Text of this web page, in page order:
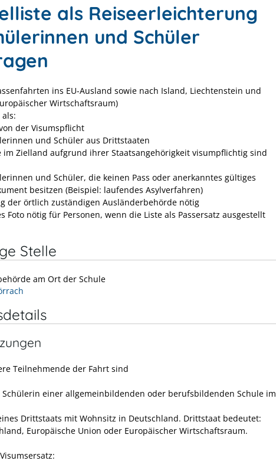
als Reiseerleichterung
und Schüler
ins EU-Ausland sowie nach Island, Liechtenstein und
Wirtschaftsraum)
der Visumspflicht
und Schüler aus Drittstaaten
im Zielland aufgrund ihrer Staatsangehörigkeit visumpflichtig sind
und Schüler, die keinen Pass oder anerkanntes gültiges
besitzen (Beispiel: laufendes Asylverfahren)
der örtlich zuständigen Ausländerbehörde nötig
Foto nötig für Personen, wenn die Liste als Passersatz ausgestellt
Stelle
am Ort der Schule
Teilnehmende der Fahrt sind
Schülerin einer allgemeinbildenden oder berufsbildenden Schule im
Drittstaats mit Wohnsitz in Deutschland. Drittstaat bedeutet:
Europäische Union oder Europäischer Wirtschaftsraum.